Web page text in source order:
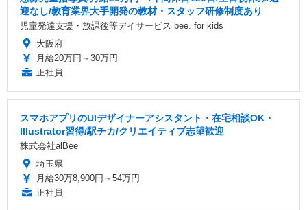
迎なし/教育業界大手開発の教材・スタッフ研修制度あり
児童発達支援・放課後等デイサービス bee. for kids
大阪府
月給20万円～30万円
正社員
スマホアプリのUIデザイナーアシスタント・在宅相談OK・
Illustrator習得/駅チカ/クリエイティブ志望歓迎
株式会社alBee
埼玉県
月給30万8,900円～54万円
正社員